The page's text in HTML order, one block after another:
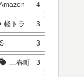
4
軽トラ 3
3
三春町 3